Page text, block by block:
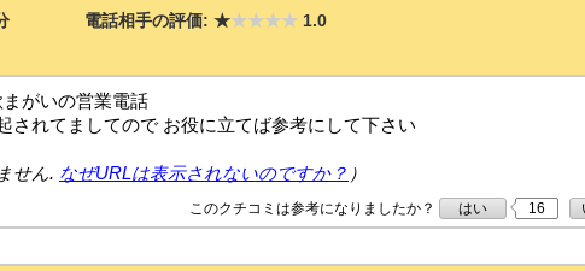
電話相手の評価: ★★★★★1.0
がいの営業電話
されてましてので お役に立てば参考にして下さい
せん. なぜURLは表示されないのですか？ ）
このクチコミは参考になりましたか？ はい 16